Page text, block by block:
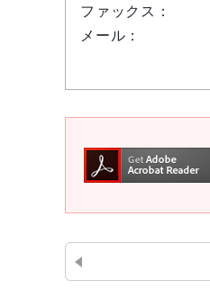
ファックス：
メール：